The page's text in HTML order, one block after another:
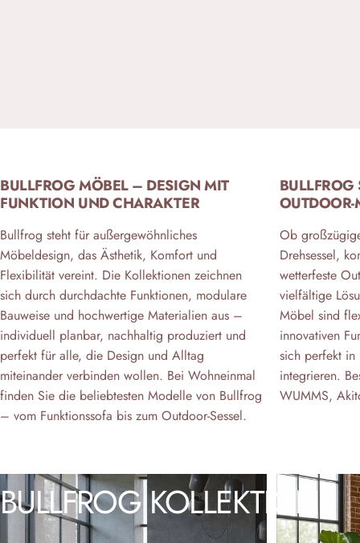
BULLFROGKOLLEKTION
BULLFROG MÖBEL – DESIGN MIT
FUNKTION UND CHARAKTER
Bullfrog steht für außergewöhnliches
Möbeldesign, das Ästhetik, Komfort und
Flexibilität vereint. Die Kollektionen zeichnen
sich durch durchdachte Funktionen, modulare
Bauweise und hochwertige Materialien aus –
individuell planbar, nachhaltig produziert und
perfekt für alle, die Design und Alltag
miteinander verbinden wollen. Bei Wohneinmal
finden Sie die beliebtesten Modelle von Bullfrog
– vom Funktionssofa bis zum Outdoor-Sessel.
BULLFROG
Ob
Drehsessel,
wetterfeste
vielfältige
Möbel sind
innovativen
sich perfekt in
integrieren.
WUMMS,